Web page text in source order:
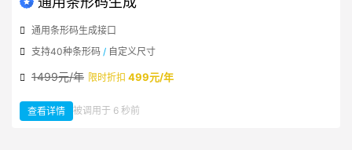
成
通用条形码生成接口
支持40种条形码 / 自定义尺寸
1499元/年 限时折扣 499元/年
查看详情 ：
通
被调用于 6 秒前